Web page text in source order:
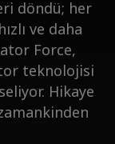
döndü; her
ve daha
Force,
teknolojisi
Hikaye